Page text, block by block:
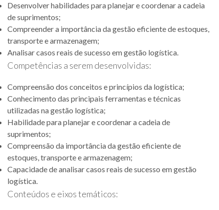
Desenvolver habilidades para planejar e coordenar a cadeia
de suprimentos;
Compreender a importância da gestão eficiente de estoques,
transporte e armazenagem;
Analisar casos reais de sucesso em gestão logística.
Competências a serem desenvolvidas:
Compreensão dos conceitos e princípios da logística;
Conhecimento das principais ferramentas e técnicas
utilizadas na gestão logística;
Habilidade para planejar e coordenar a cadeia de
suprimentos;
Compreensão da importância da gestão eficiente de
estoques, transporte e armazenagem;
Capacidade de analisar casos reais de sucesso em gestão
logística.
Conteúdos e eixos temáticos: